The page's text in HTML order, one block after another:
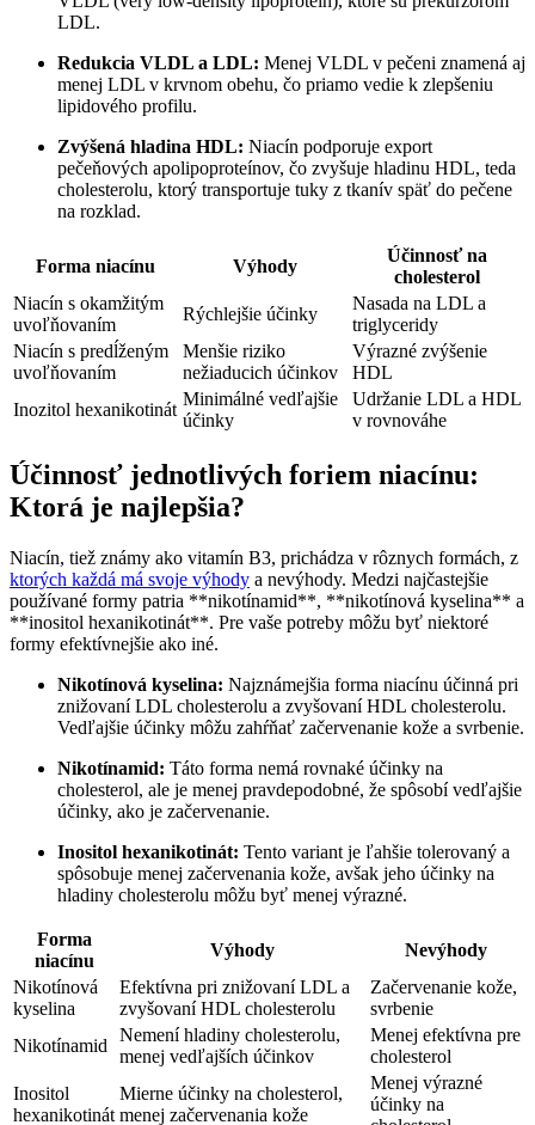
LDL.
Redukcia VLDL a LDL: Menej VLDL v pečeni znamená aj
menej LDL v krvnom obehu, čo priamo vedie k zlepšeniu
lipidového profilu.
Zvýšená hladina HDL: Niacín podporuje export
pečeňových apolipoproteínov, čo zvyšuje hladinu HDL, teda
cholesterolu, ktorý transportuje tuky z tkanív späť do pečene
na rozklad.
Forma niacínu Výhody
Účinnosť na
cholesterol
Niacín s okamžitým
uvoľňovaním
Rýchlejšie účinky
Nasada na LDL a
triglyceridy
Niacín s predĺženým
uvoľňovaním
Menšie riziko
nežiaducich účinkov
Výrazné zvýšenie
HDL
Inozitol hexanikotinát
Minimálné vedľajšie
účinky
Udržanie LDL a HDL
v rovnováhe
Účinnosť jednotlivých foriem niacínu:
Ktorá je najlepšia?
Niacín, tiež známy ako vitamín B3, prichádza v rôznych formách, z
ktorých každá má svoje výhody a nevýhody. Medzi najčastejšie
používané formy patria **nikotínamid**, **nikotínová kyselina** a
**inositol hexanikotinát**. Pre vaše potreby môžu byť niektoré
formy efektívnejšie ako iné.
Nikotínová kyselina: Najznámejšia forma niacínu účinná pri
znižovaní LDL cholesterolu a zvyšovaní HDL cholesterolu.
Vedľajšie účinky môžu zahŕňať začervenanie kože a svrbenie.
Nikotínamid: Táto forma nemá rovnaké účinky na
cholesterol, ale je menej pravdepodobné, že spôsobí vedľajšie
účinky, ako je začervenanie.
Inositol hexanikotinát: Tento variant je ľahšie tolerovaný a
spôsobuje menej začervenania kože, avšak jeho účinky na
hladiny cholesterolu môžu byť menej výrazné.
Forma
niacínu
Výhody
Nevýhody
Nikotínová
kyselina
Efektívna pri znižovaní LDL a
zvyšovaní HDL cholesterolu
Začervenanie kože,
svrbenie
Nikotínamid
Nemení hladiny cholesterolu,
menej vedľajších účinkov
Menej efektívna pre
cholesterol
Inositol
hexanikotinát
Mierne účinky na cholesterol,
menej začervenania kože
Menej výrazné
účinky na